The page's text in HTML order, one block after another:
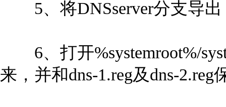
5、将DNSserver分支导出
6、打开%systemroot%/
来，并和dns-1.reg及dns-2.reg